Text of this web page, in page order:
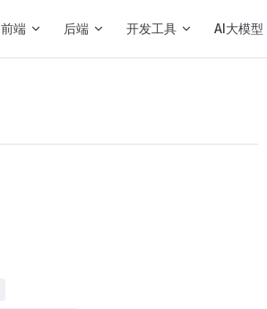
前端 后端 开发工具 AI大模型